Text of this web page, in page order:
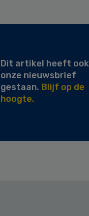
Dit artikel heeft
onze nieuwsbrief
gestaan. Blijf op de
hoogte.